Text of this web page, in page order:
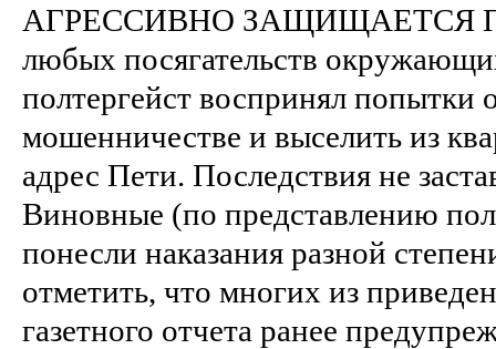
АГРЕССИВНО ЗАЩИЩАЕТСЯ
любых посягательств
полтергейст воспринял попытки
мошенничестве и выселить из
адрес Пети. Последствия не
Виновные (по представлению
понесли наказания разной
отметить, что многих из
газетного отчета ранее